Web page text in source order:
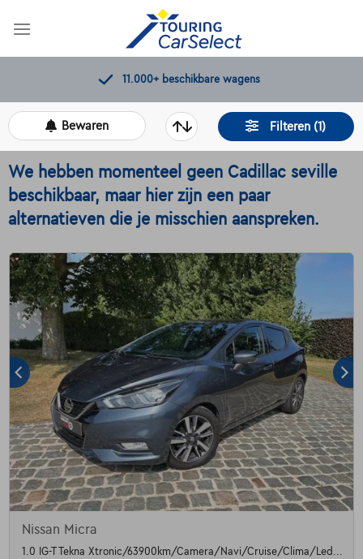
Kwaliteitscontroles door Touring
Filteren (1)
Bewaren
We hebben momenteel geen Cadillac seville
beschikbaar, maar hier zijn een paar
alternatieven die je misschien aanspreken.
Nissan Micra
1.0 IG-T Tekna Xtronic/63900km/Camera/Navi/Cruise/Clima/Led...